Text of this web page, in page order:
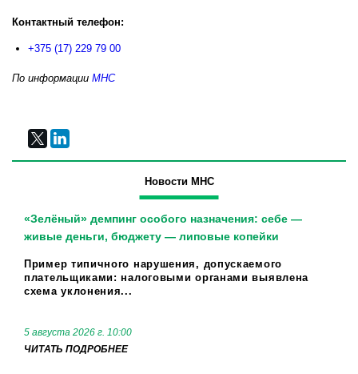
Контактный телефон:
+375 (17) 229 79 00
По информации МНС
Новости МНС
«Зелёный» демпинг особого назначения: себе —
живые деньги, бюджету — липовые копейки
Пример типичного нарушения, допускаемого
плательщиками: налоговыми органами выявлена
схема уклонения...
5 августа 2026 г. 10:00
ЧИТАТЬ ПОДРОБНЕЕ